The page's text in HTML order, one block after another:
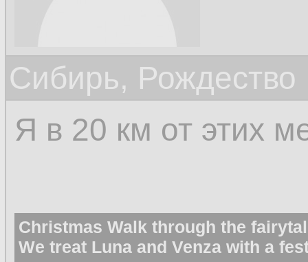
Сибирь, Рождество
Я в 20 км от этих
Christmas Walk through the
We treat Luna and Venza with a